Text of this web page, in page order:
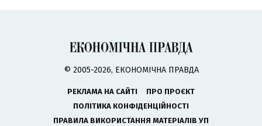
© 2005-2026, ЕКОНОМІЧНА ПРАВДА
РЕКЛАМА НА САЙТІ
ПРО ПРОЄКТ
ПОЛІТИКА КОНФІДЕНЦІЙНОСТІ
ПРАВИЛА ВИКОРИСТАННЯ МАТЕРІАЛІВ УП